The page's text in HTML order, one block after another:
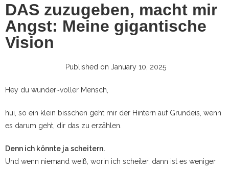
DAS zuzugeben, macht mir
Angst: Meine gigantische
Vision
Published on January 10, 2025
Hey du wunder~voller Mensch,
hui, so ein klein bisschen geht mir der Hintern auf Grundeis, wenn
es darum geht, dir das zu erzählen.
Denn ich könnte ja scheitern.
Und wenn niemand weiß, worin ich scheiter, dann ist es weniger